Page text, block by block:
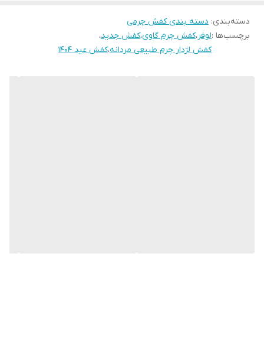
ویژگی کفی کفش چرم طبیعی/طبی
دسته‌بندی: دسته بندی کفش چرمی
برچسب‌ها :لوفر،کفش چرم گاوی،کفش جدید،
کفش لژدار چرم طبیعی مردانه،کفش عید 1404